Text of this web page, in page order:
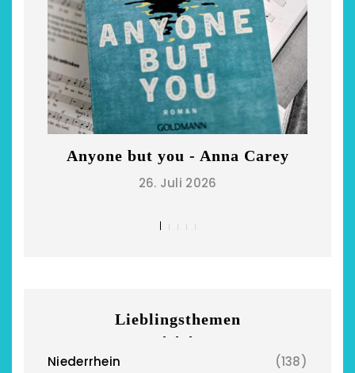
Anyone but you - Anna Carey
26. Juli 2026
Lieblingsthemen
Niederrhein
(138)